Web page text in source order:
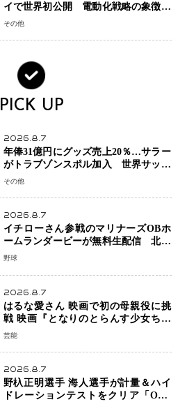
イで世界初公開 電動化戦略の象徴と
なるBEVモデルを初設定
その他
PICK UP
2026.8.7
年俸31億円にグッズ売上20％…サラー
がトラブゾンスポル加入 世界サッカ
ーは「五大リーグ一強」から新時代へ
その他
2026.8.7
イチローさん参戦のマリナーズOBホ
ームランダービーが無料生配信 北米
ならではの“魅せる興行”に世界が注目
野球
2026.8.7
はるな愛さん 映画で初の母親役に挑
戦 映画『となりのとらんす少女ちゃ
ん』11月7日公開 未来の自分との対話
芸能
2026.8.7
野杁正明選手 海人選手が計量＆ハイ
ドレーションテストをクリア「ONE